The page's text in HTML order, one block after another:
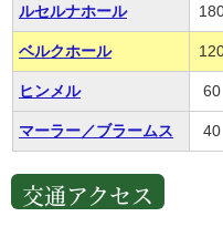
ルセルナホール
ベルクホール
ヒンメル 60
マーラー／ブラームス 40
交通アクセス